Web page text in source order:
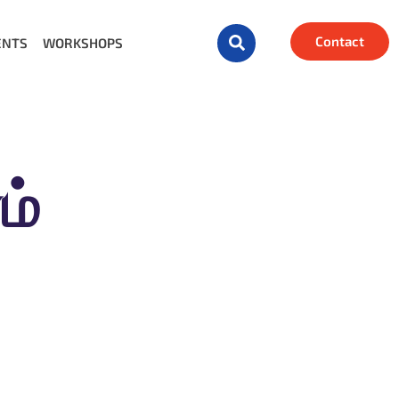
WORKSHOPS Contact